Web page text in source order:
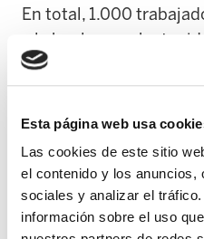
Esta página web usa
Las cookies de este sitio
el contenido y los anuncios,
sociales y analizar el
información sobre el uso
En total, 1.000
a la huelga que ha
seguimiento -más aún
los “abusivos servicios
por el Gobierno Vasco.
70%. La próxima
de marzo. LAB, ELA y
continuar con la